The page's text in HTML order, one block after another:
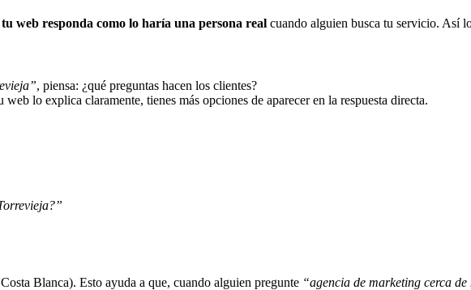
web responda como lo haría una persona real cuando alguien busca tu servicio. Así
, piensa: ¿qué preguntas hacen los clientes?
web lo explica claramente, tienes más opciones de aparecer en la respuesta directa.
Blanca). Esto ayuda a que, cuando alguien pregunte “agencia de marketing cerca de